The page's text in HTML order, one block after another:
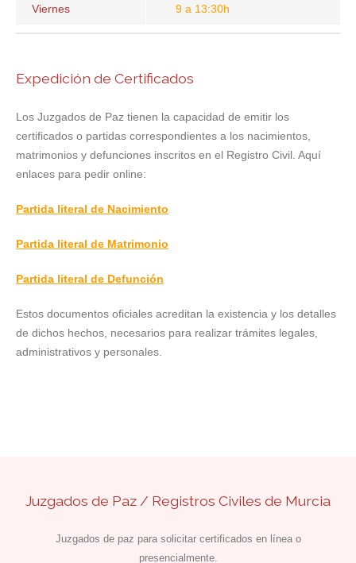
Viernes 9 a 13:30h
Expedición de Certificados
Los Juzgados de Paz tienen la capacidad de emitir los
certificados o partidas correspondientes a los nacimientos,
matrimonios y defunciones inscritos en el Registro Civil. Aquí
enlaces para pedir online:
Partida literal de Nacimiento
Partida literal de Matrimonio
Partida literal de Defunción
Estos documentos oficiales acreditan la existencia y los detalles
de dichos hechos, necesarios para realizar trámites legales,
administrativos y personales.
Juzgados de Paz / Registros Civiles de Murcia
Juzgados de paz para solicitar certificados en línea o
presencialmente.